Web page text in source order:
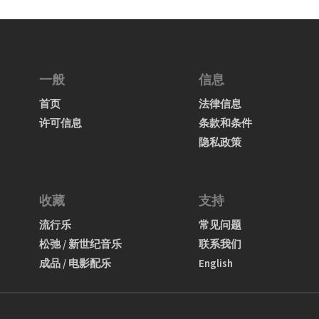
一般
首页
许可信息
信息
法律信息
条款和条件
隐私政策
收藏
流行乐
松弛 / 新世纪音乐
成品 / 电影配乐
支持
常见问题
联系我们
English